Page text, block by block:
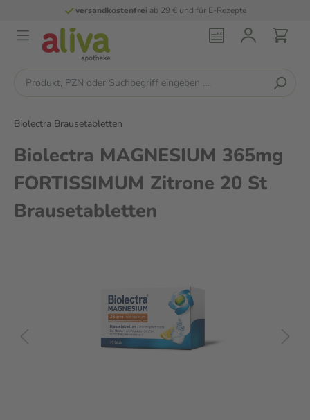
versandkostenfreiab 29 € und für E-Rezepte
Biolectra Brausetabletten
Biolectra MAGNESIUM 365mg
FORTISSIMUM Zitrone 20 St
Brausetabletten